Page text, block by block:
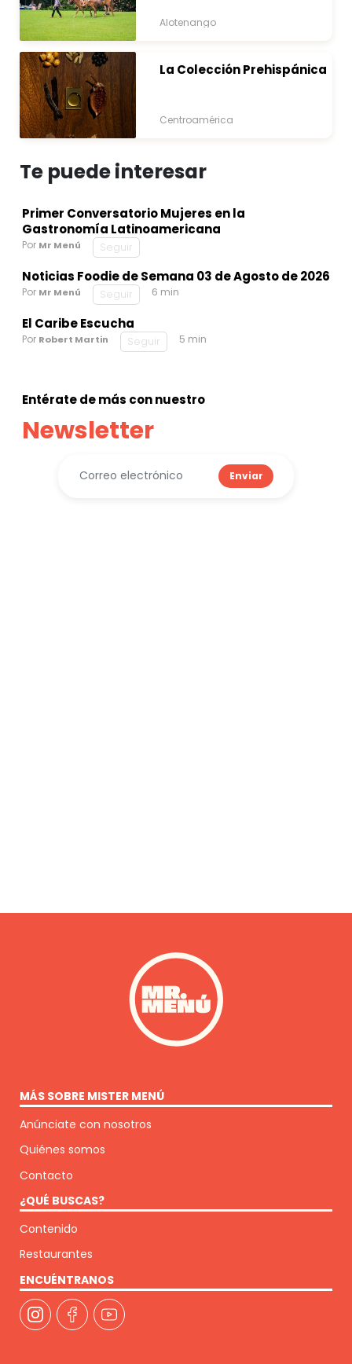
Alotenango
La Colección Prehispánica
Centroamérica
Te puede interesar
Primer Conversatorio Mujeres en la
Gastronomía Latinoamericana
Por Mr Menú Seguir
Noticias Foodie de Semana 03 de Agosto de 2026
Por Mr Menú Seguir 6 min
El Caribe Escucha
Por Robert Martin Seguir 5 min
Entérate de más con nuestro
Newsletter
Enviar
MÁS SOBRE MISTER MENÚ
Anúnciate con nosotros
Quiénes somos
Contacto
¿QUÉ BUSCAS?
Contenido
Restaurantes
ENCUÉNTRANOS